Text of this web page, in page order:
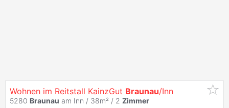
Wohnen im Reitstall KainzGut Braunau/Inn
5280 Braunau am Inn / 38m² / 2 Zimmer